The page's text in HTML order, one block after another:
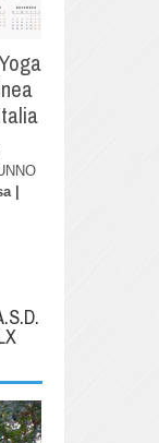
|